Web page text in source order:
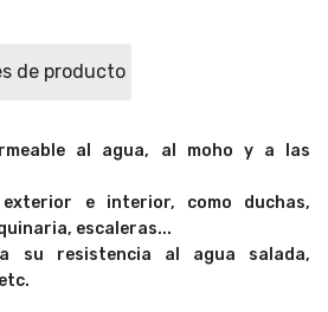
de producto
al agua, al moho y a las
e interior, como duchas,
escaleras...
su resistencia al agua salada,